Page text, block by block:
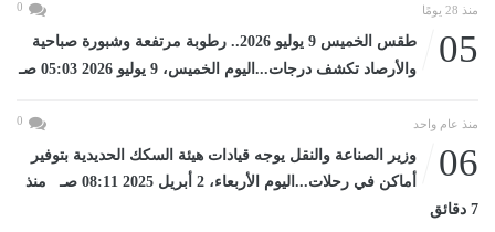
منذ 28 يومًا 0
05
طقس الخميس 9 يوليو 2026.. رطوبة مرتفعة وشبورة صباحية
والأرصاد تكشف درجات...اليوم الخميس، 9 يوليو 2026 05:03 صـ
منذ عام واحد 0
06
وزير الصناعة والنقل يوجه قيادات هيئة السكك الحديدية بتوفير
أماكن في رحلات...اليوم الأربعاء، 2 أبريل 2025 08:11 صـ منذ
7 دقائق